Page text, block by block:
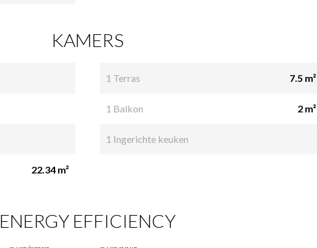
KAMERS
22.34 m²
1 Terras 7.5 m²
1 Balkon 2 m²
1 Ingerichte keuken
ENERGY EFFICIENCY